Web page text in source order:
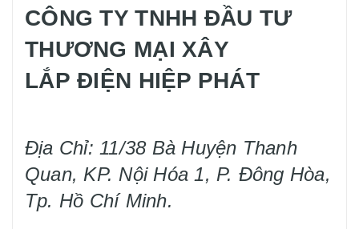
CÔNG TY TNHH ĐẦU TƯ
THƯƠNG MẠI XÂY
LẮP ĐIỆN HIỆP PHÁT
Địa Chỉ: 11/38 Bà Huyện Thanh
Quan, KP. Nội Hóa 1, P. Đông Hòa,
Tp. Hồ Chí Minh.